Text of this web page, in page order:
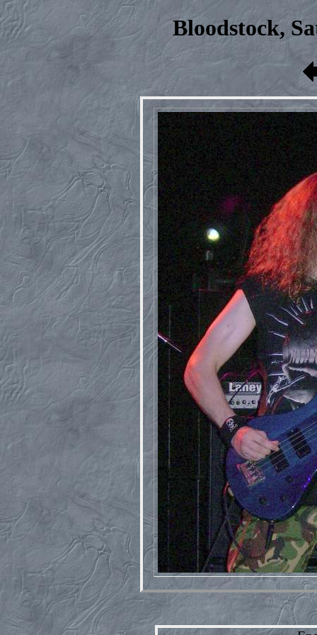
Bloodstock,